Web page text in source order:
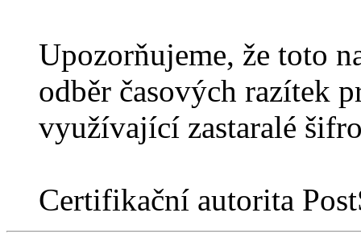
Upozorňujeme, že toto
odběr časových razítek
využívající zastaralé
Certifikační autorita